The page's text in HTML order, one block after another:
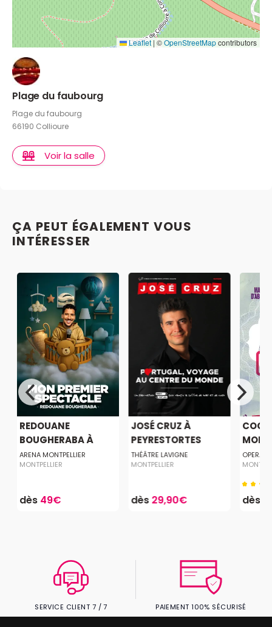
Leaflet | ©OpenStreetMapcontributors
Plage du faubourg
Plage du faubourg
66190 Collioure
Voir la salle
ÇA PEUT ÉGALEMENT VOUS
INTÉRESSER
REDOUANE
BOUGHERABA À
MONTPEL...
ARENA MONTPELLIER
MONTPELLIER
dès 49€
JOSÉ CRUZ À
PEYRESTORTES
THÉÂTRE LAVIGNE
MONTPELLIER
dès29,90€
OPERA
dès
SERVICE CLIENT 7 / 7 PAIEMENT 100% SÉCURISÉ